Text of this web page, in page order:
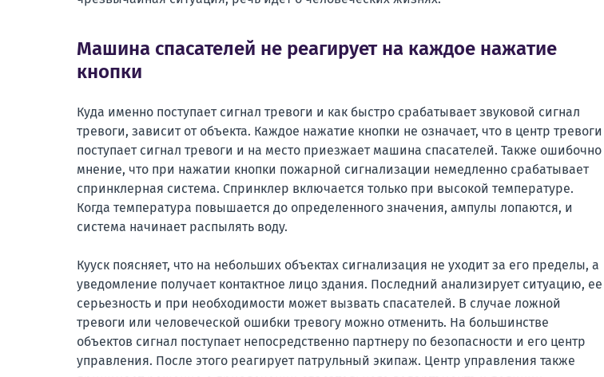
Машина спасателей не реагирует на каждое нажатие
кнопки
Куда именно поступает сигнал тревоги и как быстро срабатывает звуковой сигнал
тревоги, зависит от объекта. Каждое нажатие кнопки не означает, что в центр тревоги
поступает сигнал тревоги и на место приезжает машина спасателей. Также ошибочно
мнение, что при нажатии кнопки пожарной сигнализации немедленно срабатывает
спринклерная система. Спринклер включается только при высокой температуре.
Когда температура повышается до определенного значения, ампулы лопаются, и
система начинает распылять воду.
Кууск поясняет, что на небольших объектах сигнализация не уходит за его пределы, а
уведомление получает контактное лицо здания. Последний анализирует ситуацию, ее
серьезность и при необходимости может вызвать спасателей. В случае ложной
тревоги или человеческой ошибки тревогу можно отменить. На большинстве
объектов сигнал поступает непосредственно партнеру по безопасности и его центр
управления. После этого реагирует патрульный экипаж. Центр управления также